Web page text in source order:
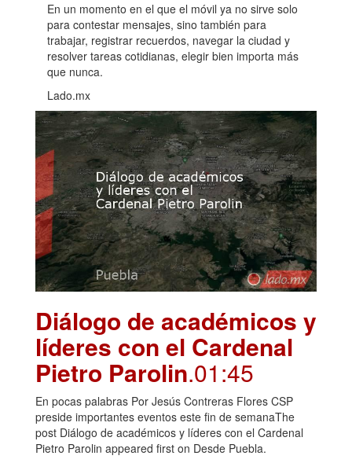
En un momento en el que el móvil ya no sirve solo
para contestar mensajes, sino también para
trabajar, registrar recuerdos, navegar la ciudad y
resolver tareas cotidianas, elegir bien importa más
que nunca.
Lado.mx
Diálogo de académicos y
líderes con el Cardenal
Pietro Parolin.01:45
En pocas palabras Por Jesús Contreras Flores CSP
preside importantes eventos este fin de semanaThe
post Diálogo de académicos y líderes con el Cardenal
Pietro Parolin appeared first on Desde Puebla.